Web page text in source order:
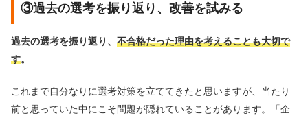
③過去の選考を振り返り、改善を試みる
過去の選考を振り返り、 不合格だった理由を考えることも大切で
す。
これまで自分なりに選考対策を立ててきたと思いますが、当たり
前と思っていた中にこそ問題が隠れていることがあります。「企